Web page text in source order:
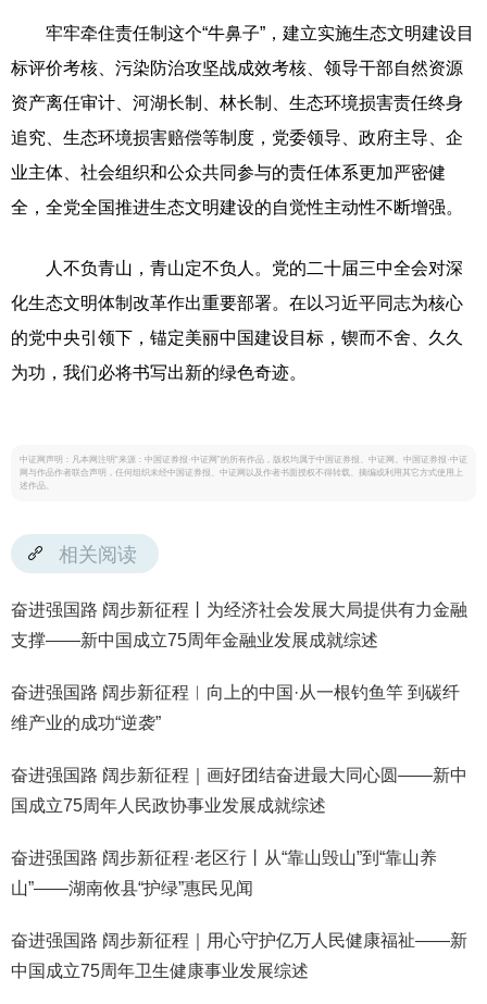
牢牢牵住责任制这个“牛鼻子”，建立实施生态文明建设目
标评价考核、污染防治攻坚战成效考核、领导干部自然资源
资产离任审计、河湖长制、林长制、生态环境损害责任终身
追究、生态环境损害赔偿等制度，党委领导、政府主导、企
业主体、社会组织和公众共同参与的责任体系更加严密健
全，全党全国推进生态文明建设的自觉性主动性不断增强。
人不负青山，青山定不负人。党的二十届三中全会对深
化生态文明体制改革作出重要部署。在以习近平同志为核心
的党中央引领下，锚定美丽中国建设目标，锲而不舍、久久
为功，我们必将书写出新的绿色奇迹。
中证网声明：凡本网注明“来源：中国证券报·中证网”的所有作品，版权均属于中国证券报、中证网。中国证券报·中证
网与作品作者联合声明，任何组织未经中国证券报、中证网以及作者书面授权不得转载、摘编或利用其它方式使用上
述作品。
相关阅读
奋进强国路 阔步新征程丨为经济社会发展大局提供有力金融
支撑——新中国成立75周年金融业发展成就综述
奋进强国路 阔步新征程︱向上的中国·从一根钓鱼竿 到碳纤
维产业的成功“逆袭”
奋进强国路 阔步新征程｜画好团结奋进最大同心圆——新中
国成立75周年人民政协事业发展成就综述
奋进强国路 阔步新征程·老区行丨从“靠山毁山”到“靠山养
山”——湖南攸县“护绿”惠民见闻
奋进强国路 阔步新征程｜用心守护亿万人民健康福祉——新
中国成立75周年卫生健康事业发展综述